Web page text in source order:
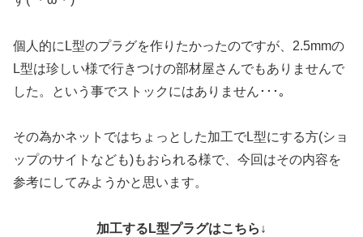
個人的にL型のプラグを作りたかったのですが、2.5mmの
L型は珍しい様で行きつけの部材屋さんでもありませんで
した。という事でストックにはありません･･･｡
その為かネットではちょっとした加工でL型にする方(ショ
ップのサイトなども)もおられる様で、今回はその内容を
参考にしてみようかと思います。
加工するL型プラグはこちら↓